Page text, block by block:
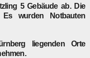
5 Gebäude ab. Die
Es wurden Notbauten
liegenden Orte